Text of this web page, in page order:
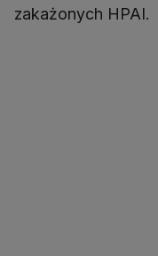
zakażonych HPAI.